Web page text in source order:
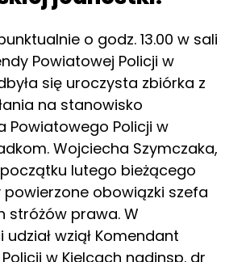
o godz. 13.00 w sali
Powiatowej Policji w
się uroczysta zbiórka z
na stanowisko
Powiatowego Policji w
Wojciecha Szymczaka,
lutego bieżącego
powierzone obowiązki szefa
stróżów prawa. W
wziął Komendant
w Kielcach nadinsp. dr